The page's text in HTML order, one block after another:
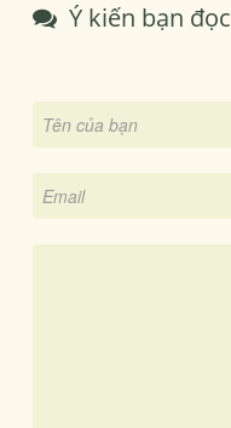
Ý kiến bạn đọc